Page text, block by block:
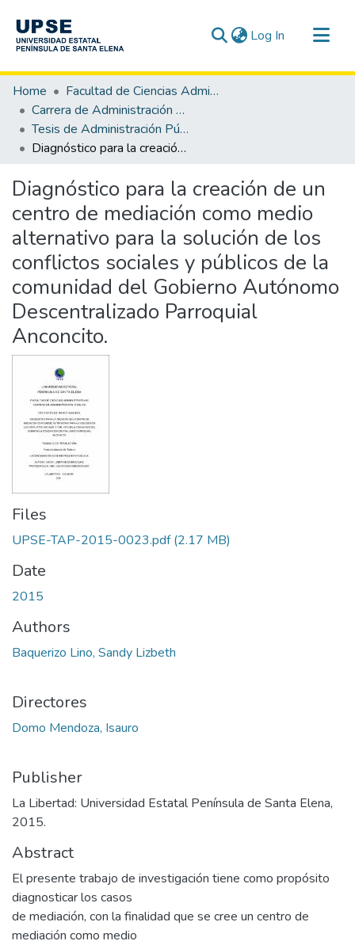
Log In (current)
Communities & Collections
All of DSpace
Statistics
Home
Facultad de Ciencias Administrativas
Carrera de Administración Pública
Tesis de Administración Pública
Diagnóstico para la creación de un centro de mediación como medio alternativo para la solución de los conflictos sociales y públicos de la comunidad del Gobierno Autónomo Descentralizado Parroquial Anconcito.
Diagnóstico para la creación de un
centro de mediación como medio
alternativo para la solución de los
conflictos sociales y públicos de la
comunidad del Gobierno Autónomo
Descentralizado Parroquial
Anconcito.
Files
UPSE-TAP-2015-0023.pdf(2.17 MB)
Date
2015
Authors
Baquerizo Lino, Sandy Lizbeth
Directores
Domo Mendoza, Isauro
Publisher
La Libertad: Universidad Estatal Península de Santa Elena,
2015.
Abstract
El presente trabajo de investigación tiene como propósito
diagnosticar los casos
de mediación, con la finalidad que se cree un centro de
mediación como medio